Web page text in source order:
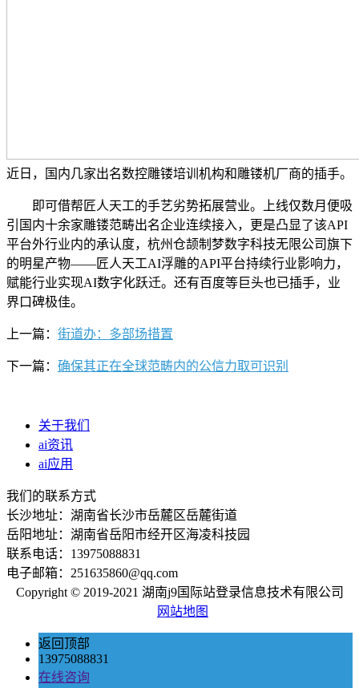
近日，国内几家出名数控雕镂培训机构和雕镂机厂商的插手。
即可借帮匠人天工的手艺劣势拓展营业。上线仅数月便吸
引国内十余家雕镂范畴出名企业连续接入，更是凸显了该API
平台外行业内的承认度，杭州仓颉制梦数字科技无限公司旗下
的明星产物——匠人天工AI浮雕的API平台持续行业影响力，
赋能行业实现AI数字化跃迁。还有百度等巨头也已插手，业
界口碑极佳。
上一篇： 街道办：多部场措置
下一篇： 确保其正在全球范畴内的公信力取可识别
关于我们
ai资讯
ai应用
我们的联系方式
长沙地址：湖南省长沙市岳麓区岳麓街道
岳阳地址：湖南省岳阳市经开区海凌科技园
联系电话：13975088831
电子邮箱：251635860@qq.com
Copyright © 2019-2021 湖南j9国际站登录信息技术有限公司
网站地图
返回顶部
13975088831
在线咨询